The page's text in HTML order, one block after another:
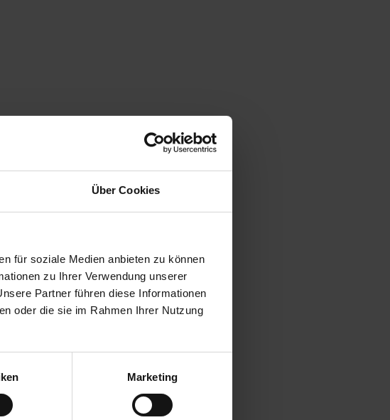
Über Cookies
für soziale Medien anbieten zu können
zu Ihrer Verwendung unserer
Partner führen diese Informationen
oder die sie im Rahmen Ihrer Nutzung
Marketing